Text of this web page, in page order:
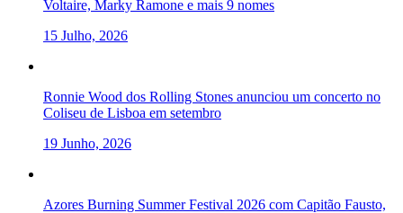
Voltaire, Marky Ramone e mais 9 nomes
15 Julho, 2026
Ronnie Wood dos Rolling Stones anunciou um concerto no
Coliseu de Lisboa em setembro
19 Junho, 2026
Azores Burning Summer Festival 2026 com Capitão Fausto,